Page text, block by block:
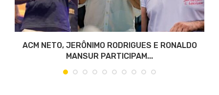
ACM NETO, JERÔNIMO RODRIGUES E RONALDO
MANSUR PARTICIPAM...